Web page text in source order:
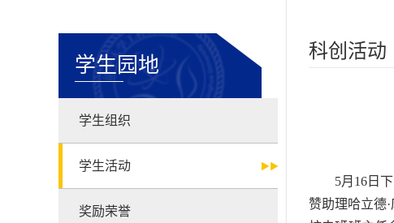
学生园地
学生组织
学生活动
奖励荣誉
科创活动
5月16日
赞助理哈立德